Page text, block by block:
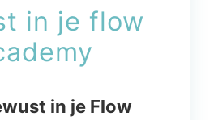
in je flow
in je Flow